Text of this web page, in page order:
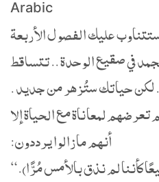
Arabic
عليك الفصول الأربعة
في صقيع الوحدة .. تتساقط
لكن حياتك ستُزهر من جديد .
لمعاناة مع الحياة إلا
أنهم مازالوا يرددون:
كأننا لم نذق بالأمس مُرًّا).“